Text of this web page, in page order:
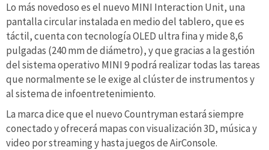
Lo más novedoso es el nuevo MINI Interaction Unit, una
pantalla circular instalada en medio del tablero, que es
táctil, cuenta con tecnología OLED ultra fina y mide 8,6
pulgadas (240 mm de diámetro), y que gracias a la gestión
del sistema operativo MINI 9 podrá realizar todas las tareas
que normalmente se le exige al clúster de instrumentos y
al sistema de infoentretenimiento.
La marca dice que el nuevo Countryman estará siempre
conectado y ofrecerá mapas con visualización 3D, música y
video por streaming y hasta juegos de AirConsole.